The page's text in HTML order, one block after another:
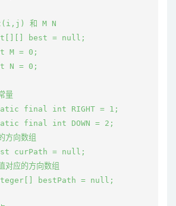
和 M N
best = null;
M = 0;
N = 0;
量
final int RIGHT = 1;
final int DOWN = 2;
方向数组
curPath = null;
应的方向数组
bestPath = null;